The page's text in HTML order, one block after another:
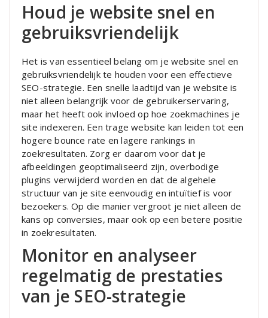
Houd je website snel en
gebruiksvriendelijk
Het is van essentieel belang om je website snel en
gebruiksvriendelijk te houden voor een effectieve
SEO-strategie. Een snelle laadtijd van je website is
niet alleen belangrijk voor de gebruikerservaring,
maar het heeft ook invloed op hoe zoekmachines je
site indexeren. Een trage website kan leiden tot een
hogere bounce rate en lagere rankings in
zoekresultaten. Zorg er daarom voor dat je
afbeeldingen geoptimaliseerd zijn, overbodige
plugins verwijderd worden en dat de algehele
structuur van je site eenvoudig en intuïtief is voor
bezoekers. Op die manier vergroot je niet alleen de
kans op conversies, maar ook op een betere positie
in zoekresultaten.
Monitor en analyseer
regelmatig de prestaties
van je SEO-strategie